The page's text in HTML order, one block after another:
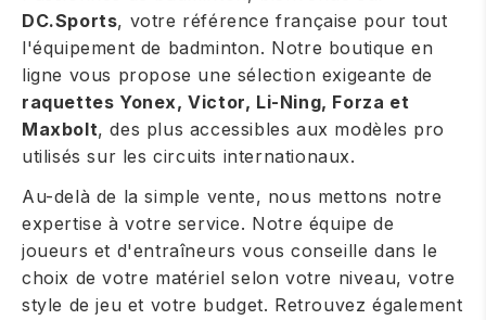
DC.Sports, votre référence française pour tout
l'équipement de badminton. Notre boutique en
ligne vous propose une sélection exigeante de
raquettes Yonex, Victor, Li-Ning, Forza et
Maxbolt, des plus accessibles aux modèles pro
utilisés sur les circuits internationaux.
Au-delà de la simple vente, nous mettons notre
expertise à votre service. Notre équipe de
joueurs et d'entraîneurs vous conseille dans le
choix de votre matériel selon votre niveau, votre
style de jeu et votre budget. Retrouvez également